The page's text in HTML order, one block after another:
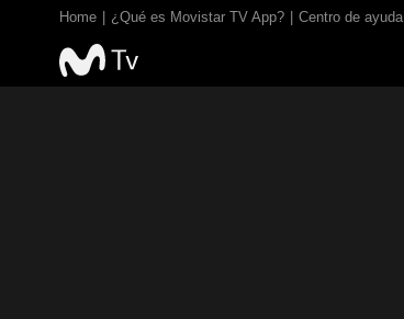
Home ¿Qué es Movistar TV App? Centro de ayuda